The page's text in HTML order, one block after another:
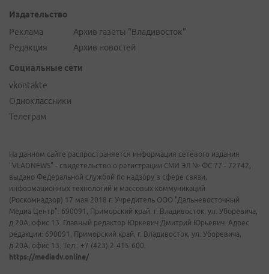
Издательство
Реклама
Редакция
Архив газеты "Владивосток"
Архив новостей
Социальные сети
vkontakte
Одноклассники
Телеграм
На данном сайте распространяется информация сетевого издания
"VLADNEWS" - свидетельство о регистрации СМИ ЭЛ № ФС 77 - 72742,
выдано Федеральной службой по надзору в сфере связи,
информационных технологий и массовых коммуникаций
(Роскомнадзор) 17 мая 2018 г. Учредитель ООО "Дальневосточный
Медиа Центр". 690091, Приморский край, г. Владивосток, ул. Уборевича,
д.20А, офис 13. Главный редактор Юркевич Дмитрий Юрьевич. Адрес
редакции: 690091, Приморский край, г. Владивосток, ул. Уборевича,
д.20А, офис 13. Тел.: +7 (423) 2-415-600.
https://mediadv.online/